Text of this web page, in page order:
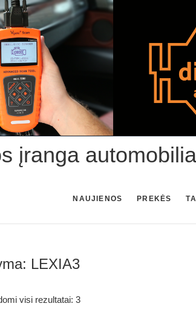
įranga
NAUJIENOS PREKĖS
LEXIA3
visi rezultatai: 3